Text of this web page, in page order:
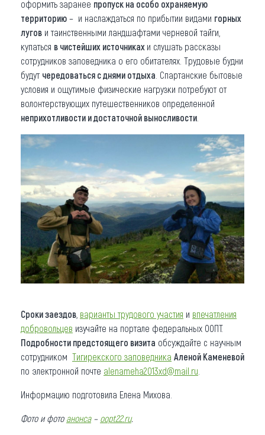
оформить заранее пропуск на особо охраняемую
территорию – и наслаждаться по прибытии видами горных
лугов и таинственными ландшафтами черневой тайги,
купаться в чистейших источниках и слушать рассказы
сотрудников заповедника о его обитателях. Трудовые будни
будут чередоваться с днями отдыха . Спартанские бытовые
условия и ощутимые физические нагрузки потребуют от
волонтерствующих путешественников определенной
неприхотливости и достаточной выносливости
Сроки заездов варианты трудового участия и впечатления
добровольцев изучайте на портале федеральных ООПТ.
Подробности предстоящего визита обсуждайте с научным
сотрудником Тигирекского заповедника Аленой Каменевой
по электронной почте alenameha2013xd@mail.ru
Информацию подготовила Елена Михова.
Фото и фото анонса– oopt22.ru.